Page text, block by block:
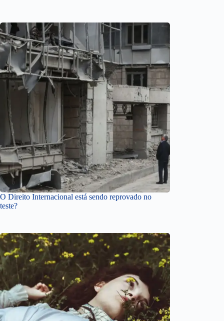
O Direito Internacional está sendo reprovado no
teste?